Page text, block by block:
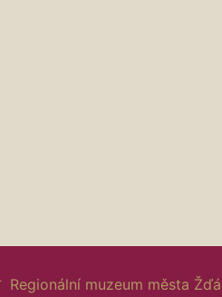
Regionální muzeum města